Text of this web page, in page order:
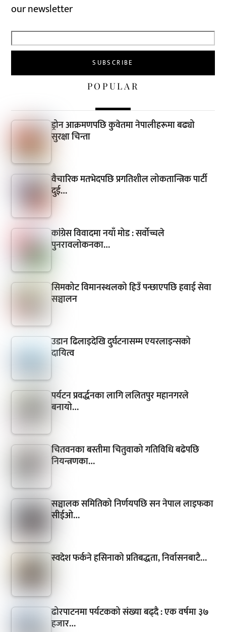
our newsletter
POPULAR
ड्रोन आक्रमणपछि कुवेतमा नेपालीहरूमा बढ्यो
सुरक्षा चिन्ता
वैचारिक मतभेदपछि प्रगतिशील लोकतान्त्रिक पार्टी
दुई…
कांग्रेस विवादमा नयाँ मोड : सर्वोच्चले
पुनरावलोकनका…
सिमकोट विमानस्थलको हिउँ पन्छाएपछि हवाई सेवा
सञ्चालन
उडान ढिलाइदेखि दुर्घटनासम्म एयरलाइन्सको
दायित्व
पर्यटन प्रवर्द्धनका लागि ललितपुर महानगरले
बनायो…
चितवनका बस्तीमा चितुवाको गतिविधि बढेपछि
नियन्त्रणका…
सञ्चालक समितिको निर्णयपछि सन नेपाल लाइफका
सीईओ…
स्वदेश फर्कने हसिनाको प्रतिबद्धता, निर्वासनबाटै…
ढोरपाटनमा पर्यटकको संख्या बढ्दै : एक वर्षमा ३७
हजार…